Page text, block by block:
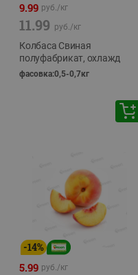
9.99 руб./кг
11.99 руб./кг
Колбаса Свиная
полуфабрикат, охлажд
фасовка:0,5-0,7кг
-14%
5.99 руб./кг